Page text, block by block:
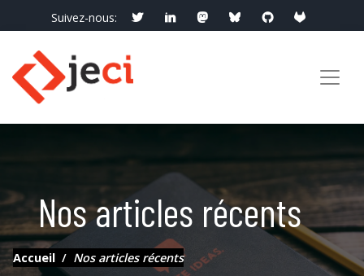
Suivez-nous:
Nos articles récents
Accueil Nos articles récents